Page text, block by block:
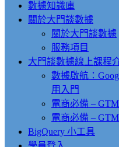
數據知識庫
關於大門談數據
關於大門談數據
服務項目
大門談數據線上課程
數據啟航：
用入門
電商必備 –
電商必備 –
BigQuery 小工具